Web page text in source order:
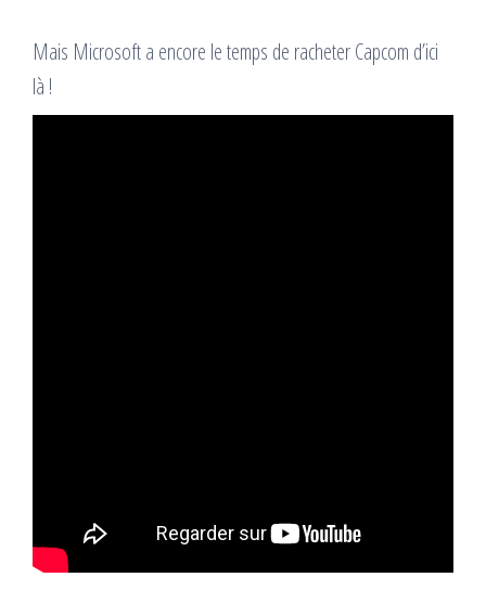
Mais Microsoft a encore le temps de racheter Capcom d’ici
là !